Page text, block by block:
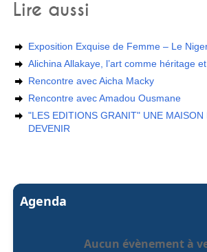
Lire aussi
Exposition Exquise de Femme – Le
Alichina Allakaye, l’art comme héritage
Rencontre avec Aicha Macky
Rencontre avec Amadou Ousmane
"LES EDITIONS GRANIT" UNE MAISON
DEVENIR
Agenda
Aucun évènement à